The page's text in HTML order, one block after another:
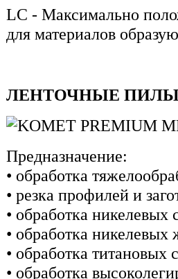
LC - Максимально
для материалов
ЛЕНТОЧНЫЕ ПИЛЫ
Предназначение:
• обработка
• резка профилей и
• обработка
• обработка
• обработка
• обработка